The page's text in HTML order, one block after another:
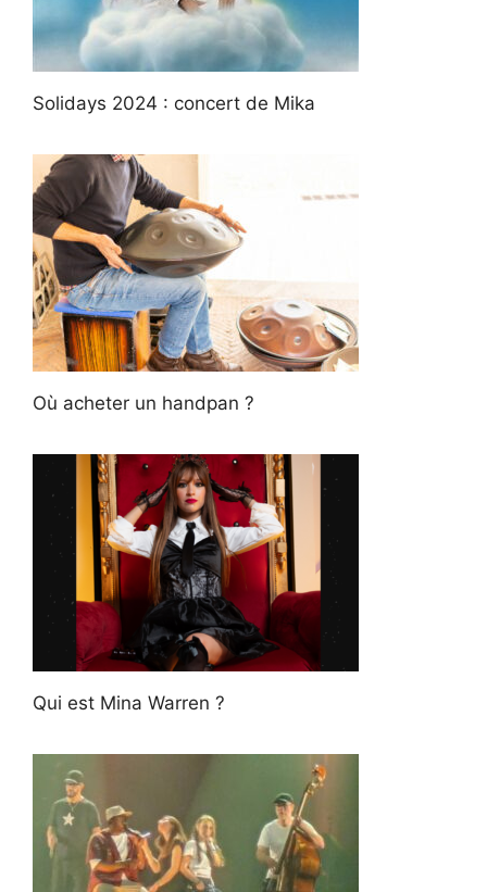
Solidays 2024 : concert de Mika
Où acheter un handpan ?
Qui est Mina Warren ?